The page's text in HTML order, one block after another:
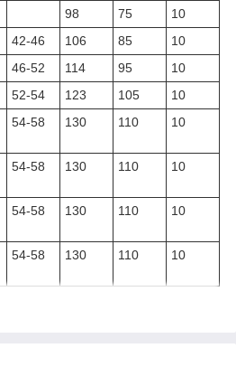
98 75
10
42-46 106 85
10
46-52 114 95
10
52-54 123 105
10
54-58 130 110 10
54-58 130 110 10
54-58 130 110 10
54-58 130 110 10